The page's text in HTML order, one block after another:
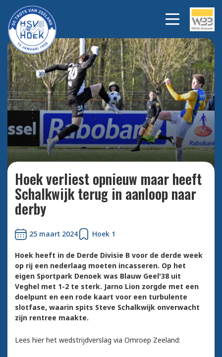
Bekijk alle foto's
Hoek verliest opnieuw maar heeft
Schalkwijk terug in aanloop naar
derby
25 maart 2024 Hoek 1
Hoek heeft in de Derde Divisie B voor de derde week
op rij een nederlaag moeten incasseren. Op het
eigen Sportpark Denoek was Blauw Geel'38 uit
Veghel met 1-2 te sterk. Jarno Lion zorgde met een
doelpunt en een rode kaart voor een turbulente
slotfase, waarin spits Steve Schalkwijk onverwacht
zijn rentree maakte.
Lees hier het wedstrijdverslag via Omroep Zeeland: